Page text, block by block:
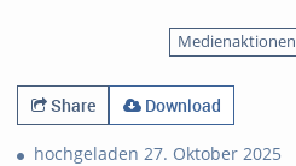
Medienaktionen
Share Download
hochgeladen 27. Oktober 2025